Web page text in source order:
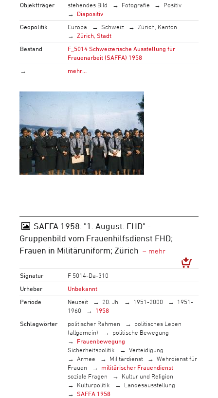
Objektträger
stehendes Bild Fotografie
Positiv
Diapositiv
Geopolitik
Europa Schweiz
Zürich, Kanton
Zürich, Stadt
Bestand
F_5014 Schweizerische Ausstellung für
Frauenarbeit (SAFFA) 1958
→
mehr…
SAFFA 1958: "1. August: FHD" -
Gruppenbild vom Frauenhilfsdienst FHD;
Frauen in Militäruniform; Zürich
Signatur
F 5014-Da-310
Urheber
Unbekannt
Periode
Neuzeit 20. Jh. 1951-2000
1951-
1960
1958
Schlagwörter
politischer Rahmen
politisches Leben
(allgemein)
politische Bewegung
Frauenbewegung
Sicherheitspolitik
Verteidigung
Armee
Militärdienst
Wehrdienst für
Frauen
militärischer Frauendienst
soziale Fragen
Kultur und Religion
Kulturpolitik
Landesausstellung
SAFFA 1958